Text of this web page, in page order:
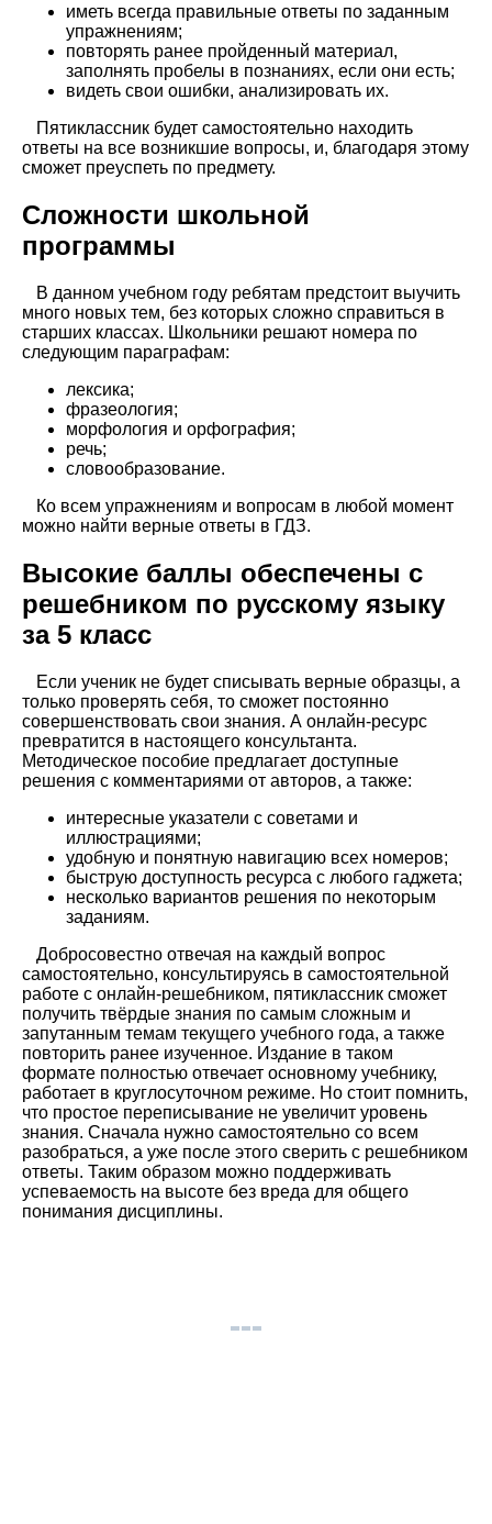
иметь всегда правильные ответы по заданным
упражнениям;
повторять ранее пройденный материал,
заполнять пробелы в познаниях, если они есть;
видеть свои ошибки, анализировать их.
Пятиклассник будет самостоятельно находить
ответы на все возникшие вопросы, и, благодаря этому
сможет преуспеть по предмету.
Сложности школьной
программы
В данном учебном году ребятам предстоит выучить
много новых тем, без которых сложно справиться в
старших классах. Школьники решают номера по
следующим параграфам:
лексика;
фразеология;
морфология и орфография;
речь;
словообразование.
Ко всем упражнениям и вопросам в любой момент
можно найти верные ответы в ГДЗ.
Высокие баллы обеспечены с
решебником по русскому языку
за 5 класс
Если ученик не будет списывать верные образцы, а
только проверять себя, то сможет постоянно
совершенствовать свои знания. А онлайн-ресурс
превратится в настоящего консультанта.
Методическое пособие предлагает доступные
решения с комментариями от авторов, а также:
интересные указатели с советами и
иллюстрациями;
удобную и понятную навигацию всех номеров;
быструю доступность ресурса с любого гаджета;
несколько вариантов решения по некоторым
заданиям.
Добросовестно отвечая на каждый вопрос
самостоятельно, консультируясь в самостоятельной
работе с онлайн-решебником, пятиклассник сможет
получить твёрдые знания по самым сложным и
запутанным темам текущего учебного года, а также
повторить ранее изученное. Издание в таком
формате полностью отвечает основному учебнику,
работает в круглосуточном режиме. Но стоит помнить,
что простое переписывание не увеличит уровень
знания. Сначала нужно самостоятельно со всем
разобраться, а уже после этого сверить с решебником
ответы. Таким образом можно поддерживать
успеваемость на высоте без вреда для общего
понимания дисциплины.